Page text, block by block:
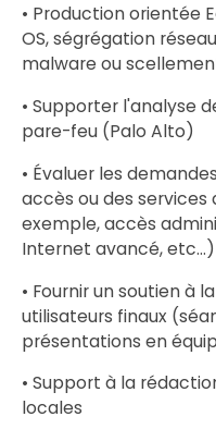
• Production orientée
OS, ségrégation
malware ou
• Supporter l'analyse
pare-feu (Palo Alto)
• Évaluer les
accès ou des
exemple, accès
Internet avancé, etc...)
• Fournir un soutien à
utilisateurs finaux
présentations en
• Support à la
locales